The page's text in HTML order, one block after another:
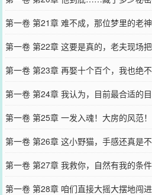
第一卷 第21章 难不成，那位梦里的老
第一卷 第22章 这要是真的，老夫现场把
第一卷 第23章 再娶十个百个，我也绝不
第一卷 第24章 我认为，目前最合适的
第一卷 第25章 一发入魂！大房的风范！
第一卷 第26章 这小野猫，手感还真是不
第一卷 第27章 我救你，自然有我的条件
第一卷 第28章 咱们直接大摇大摆地闯